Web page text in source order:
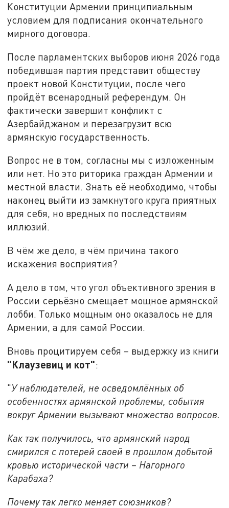
Конституции Армении принципиальным
условием для подписания окончательного
мирного договора.
После парламентских выборов июня 2026 года
победившая партия представит обществу
проект новой Конституции, после чего
пройдёт всенародный референдум. Он
фактически завершит конфликт с
Азербайджаном и перезагрузит всю
армянскую государственность.
Вопрос не в том, согласны мы с изложенным
или нет. Но это риторика граждан Армении и
местной власти. Знать её необходимо, чтобы
наконец выйти из замкнутого круга приятных
для себя, но вредных по последствиям
иллюзий.
В чём же дело, в чём причина такого
искажения восприятия?
А дело в том, что угол объективного зрения в
России серьёзно смещает мощное армянской
лобби. Только мощным оно оказалось не для
Армении, а для самой России.
Вновь процитируем себя – выдержку из книги
"Клаузевиц и кот":
"У наблюдателей, не осведомлённых об
особенностях армянской проблемы, события
вокруг Армении вызывают множество вопросов.
Как так получилось, что армянский народ
смирился с потерей своей в прошлом добытой
кровью исторической части – Нагорного
Карабаха?
Почему так легко меняет союзников?